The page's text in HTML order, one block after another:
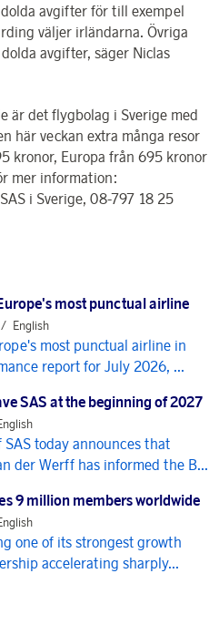
avgifter för till exempel
väljer irländarna. Övriga
avgifter, säger Niclas
är det flygbolag i Sverige med
här veckan extra många resor
kronor, Europa från 695 kronor
mer information:
i Sverige, 08-797 18 25
most punctual airline
/ English
most punctual airline in
report for July 2026, ...
SAS at the beginning of 2027
today announces that
der Werff has informed the B...
9 million members worldwide
one of its strongest growth
accelerating sharply...